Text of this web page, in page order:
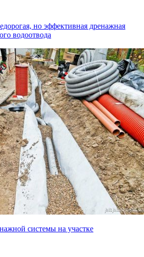
но эффективная дренажная
водоотвода
системы на участке